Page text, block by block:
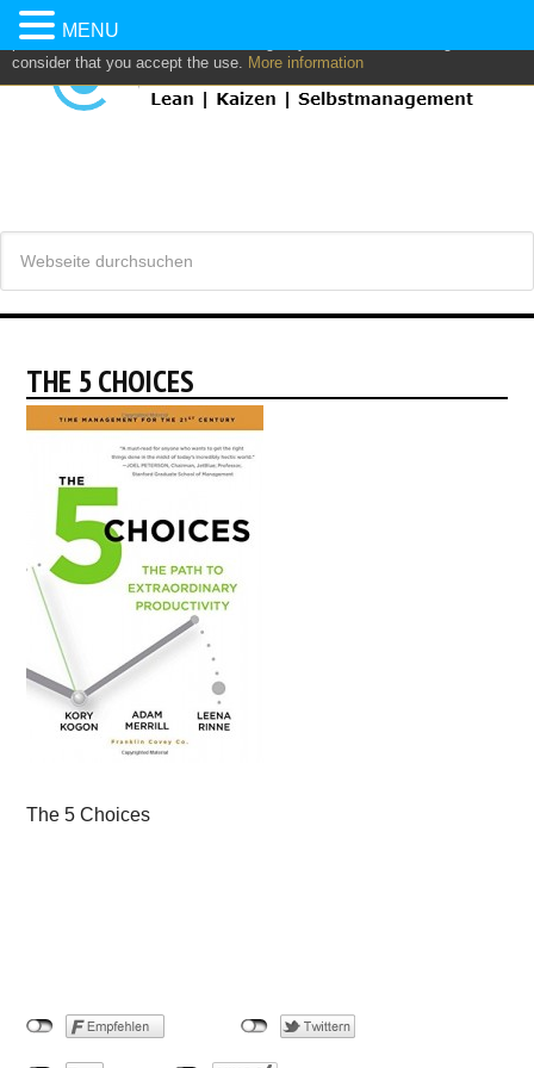
This website uses own and/or third parties cookies to: analyze,
personalize content and/or advertising. If you continue browsing, we
consider that you accept the use. More information
THE 5 CHOICES
The 5 Choices
MENU